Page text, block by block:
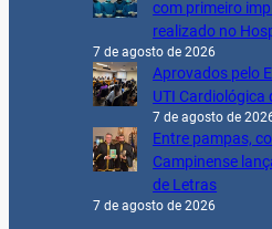
com primeiro
realizado no
7 de agosto de 2026
Aprovados pelo
UTI Cardiológica
7 de agosto de
Entre pampas,
Campinense
de Letras
7 de agosto de 2026